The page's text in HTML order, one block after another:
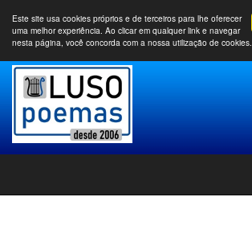
Este site usa cookies próprios e de terceiros para lhe oferecer
uma melhor experiência. Ao clicar em qualquer link e navegar
nesta página, você concorda com a nossa utilização de cookies.